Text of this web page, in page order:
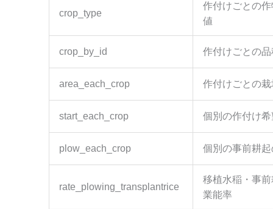
crop_type
作付けごとの
値
crop_by_id 作付けごとの品
area_each_crop 作付けごとの
start_each_crop 個別の作付け希
plow_each_crop 個別の事前耕
rate_plowing_transplantrice
移植水稲・事
業能率